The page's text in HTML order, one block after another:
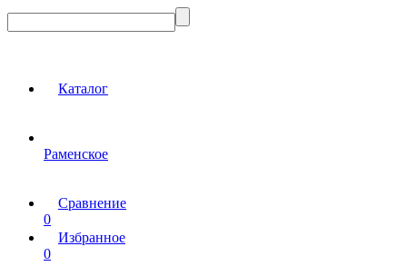
Каталог
Раменское
Сравнение
0
Избранное
0